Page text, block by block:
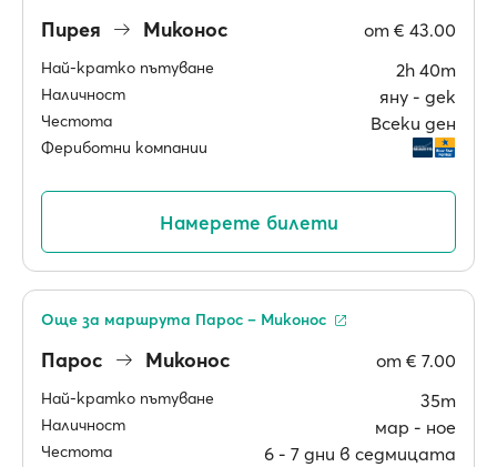
Пирея Миконос от € 43.00
Най-кратко пътуване 2h 40m
Наличност яну ‐ дек
Честота Всеки ден
Фериботни компании
Намерете билети
Парос Миконос от € 7.00
Най-кратко пътуване 35m
Наличност мар ‐ ное
Честота 6 ‐ 7 дни в седмицата
Още за маршрута Парос – Миконос